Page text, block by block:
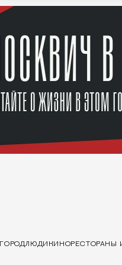
ГОРОДЛЮДИ КИНОРЕСТОРАНЫ